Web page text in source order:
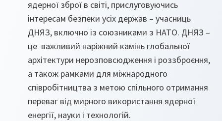
ядерної зброї в світі, прислуговуючись
інтересам безпеки усіх держав – учасниць
ДНЯЗ, включно із союзниками з НАТО. ДНЯЗ –
це важливий наріжний камінь глобальної
архітектури нерозповсюдження і роззброєння,
а також рамками для міжнародного
співробітництва з метою спільного отримання
переваг від мирного використання ядерної
енергії, науки і технологій.